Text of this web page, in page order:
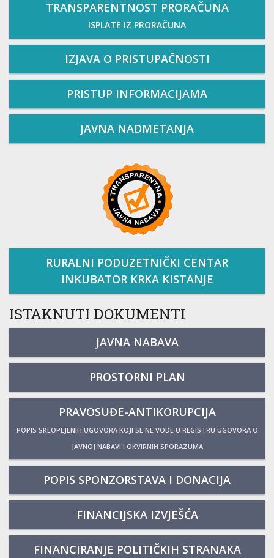
TRANSPARENTNOST PRORAČUNA
ISPLATE IZ PRORAČUNA
IZJAVA O PRISTUPAČNOSTI
PRISTUP INFORMACIJAMA
JAVNA NADMETANJA
RURALNI PODUZETNIČKI CENTAR
INKUBATOR KRKA KISTANJE
ISTAKNUTI DOKUMENTI
JAVNA NABAVA
PROSTORNI PLAN
PRAVOSUĐE-ANTIKORUPCIJA
POPIS SKLOPLJENIH UGOVORA KOJI SE NE VODE U REGISTRU UGOVORA O
JAVNOJ NABAVI I OKVIRNIH SPORAZUMA
POPIS SPONZORSTAVA I DONACIJA
FINANCIJSKA IZVJEŠĆA
FINANCIRANJE POLITIČKIH STRANAKA